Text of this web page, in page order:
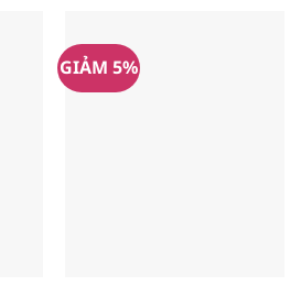
GIẢM 5%